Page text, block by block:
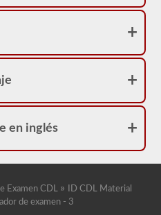
en inglés
Examen CDL »
ID CDL Material
de examen - 3